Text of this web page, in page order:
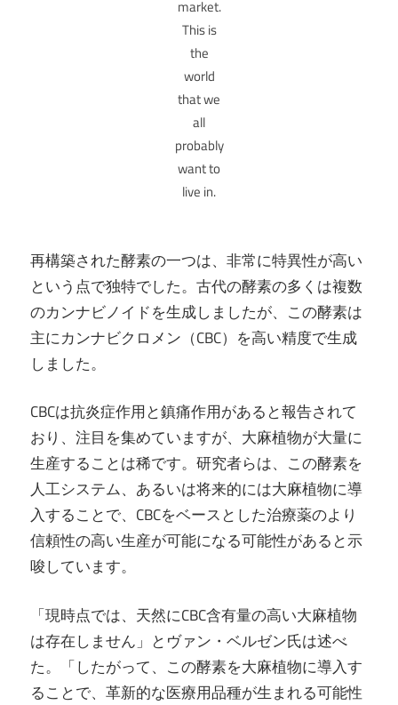
market.
This is
the
world
that we
all
probably
want to
live in.
再構築された酵素の一つは、非常に特異性が高い
という点で独特でした。古代の酵素の多くは複数
のカンナビノイドを生成しましたが、この酵素は
主にカンナビクロメン（CBC）を高い精度で生成
しました。
CBCは抗炎症作用と鎮痛作用があると報告されて
おり、注目を集めていますが、大麻植物が大量に
生産することは稀です。研究者らは、この酵素を
人工システム、あるいは将来的には大麻植物に導
入することで、CBCをベースとした治療薬のより
信頼性の高い生産が可能になる可能性があると示
唆しています。
「現時点では、天然にCBC含有量の高い大麻植物
は存在しません」とヴァン・ベルゼン氏は述べ
た。「したがって、この酵素を大麻植物に導入す
ることで、革新的な医療用品種が生まれる可能性